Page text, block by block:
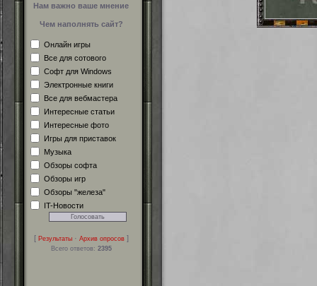
Нам важно ваше мнение
Чем наполнять сайт?
Онлайн игры
Все для сотового
Софт для Windows
Электронные книги
Все для вебмастера
Интересные статьи
Интересные фото
Игры для приставок
Музыка
Обзоры софта
Обзоры игр
Обзоры "железа"
IT-Новости
[ Результаты· Архив опросов]
Всего ответов: 2395